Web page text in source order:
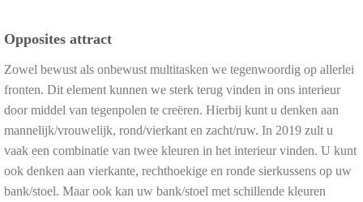
Opposites attract
Zowel bewust als onbewust multitasken we tegenwoordig op allerlei
fronten. Dit element kunnen we sterk terug vinden in ons interieur
door middel van tegenpolen te creëren. Hierbij kunt u denken aan
mannelijk/vrouwelijk, rond/vierkant en zacht/ruw. In 2019 zult u
vaak een combinatie van twee kleuren in het interieur vinden. U kunt
ook denken aan vierkante, rechthoekige en ronde sierkussens op uw
bank/stoel. Maar ook kan uw bank/stoel met schillende kleuren